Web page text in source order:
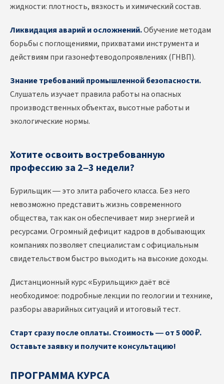
жидкости: плотность, вязкость и химический состав.
Ликвидация аварий и осложнений.Обучение методам
борьбы с поглощениями, прихватами инструмента и
действиям при газонефтеводопроявлениях (ГНВП).
Знание требований промышленной безопасности.
Слушатель изучает правила работы на опасных
производственных объектах, высотные работы и
экологические нормы.
Хотите освоить востребованную
профессию за 2–3 недели?
Бурильщик — это элита рабочего класса. Без него
невозможно представить жизнь современного
общества, так как он обеспечивает мир энергией и
ресурсами. Огромный дефицит кадров в добывающих
компаниях позволяет специалистам с официальным
свидетельством быстро выходить на высокие доходы.
Дистанционный курс «Бурильщик» даёт всё
необходимое: подробные лекции по геологии и технике,
разборы аварийных ситуаций и итоговый тест.
Старт сразу после оплаты. Стоимость — от 5 000 ₽.
Оставьте заявку и получите консультацию!
ПРОГРАММА КУРСА